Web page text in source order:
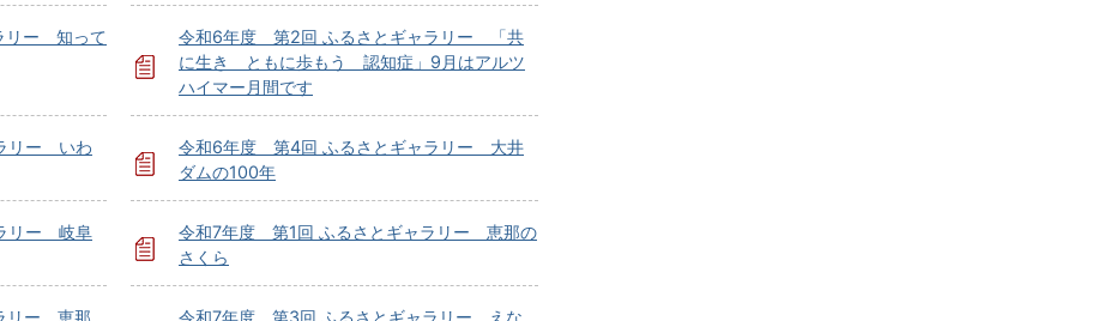
リー 知って
令和6年度 第2回 ふるさとギャラリー 「共
に生き ともに歩もう 認知症」9月はアルツ
ハイマー月間です
リー いわ
令和6年度 第4回 ふるさとギャラリー 大井
ダムの100年
リー 岐阜
令和7年度 第1回 ふるさとギャラリー 恵那の
さくら
リー 恵那
令和7年度 第3回 ふるさとギャラリー えな